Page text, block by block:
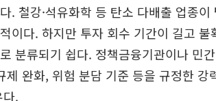
. 철강·석유화학 등 탄소 다배출 업종
이다. 하지만 투자 회수 기간이 길고
분류되기 쉽다. 정책금융기관이나 민
제 완화, 위험 분담 기준 등을 규정한 강
.